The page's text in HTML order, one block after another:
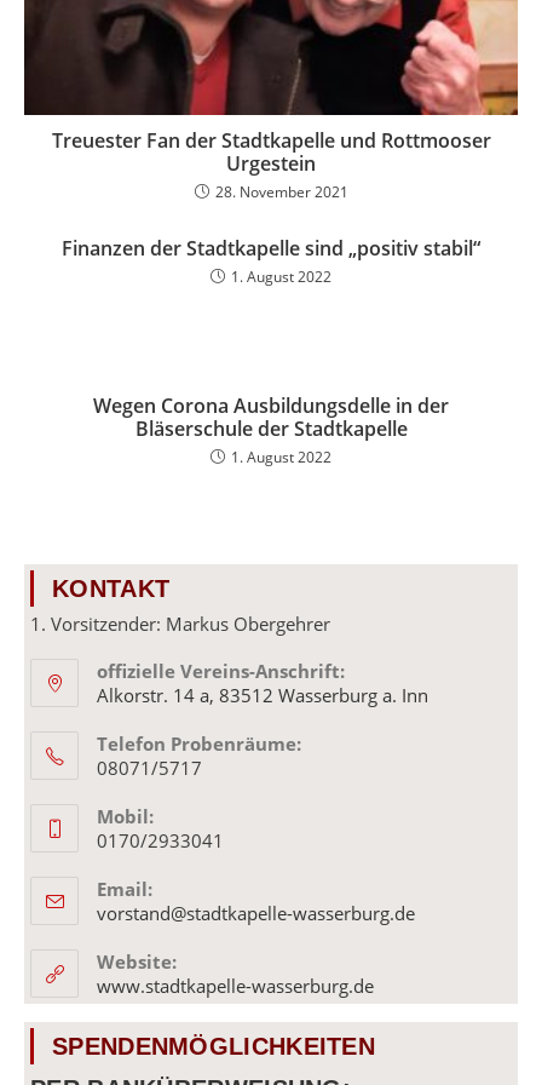
Treuester Fan der Stadtkapelle und Rottmooser
Urgestein
28. November 2021
Finanzen der Stadtkapelle sind „positiv stabil“
1. August 2022
Wegen Corona Ausbildungsdelle in der
Bläserschule der Stadtkapelle
1. August 2022
KONTAKT
1. Vorsitzender: Markus Obergehrer
offizielle Vereins-Anschrift:
Alkorstr. 14 a, 83512 Wasserburg a. Inn
Telefon Probenräume:
08071/5717
Mobil:
0170/2933041
Email:
vorstand@stadtkapelle-wasserburg.deOpens
Website:
www.stadtkapelle-wasserburg.de
SPENDENMÖGLICHKEITEN